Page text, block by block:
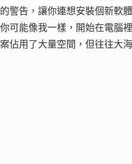
的警告，讓你連想安裝個新軟
你可能像我一樣，開始在電腦
案佔用了大量空間，但往往大